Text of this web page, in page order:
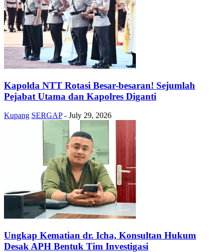
Kapolda NTT Rotasi Besar-besaran! Sejumlah
Pejabat Utama dan Kapolres Diganti
Kupang SERGAP - July 29, 2026
Ungkap Kematian dr. Icha, Konsultan Hukum
Desak APH Bentuk Tim Investigasi